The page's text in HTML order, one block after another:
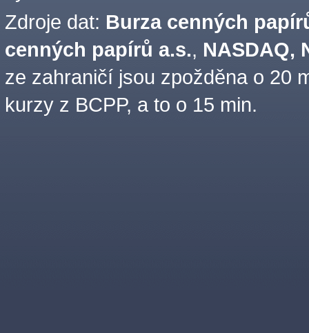
Zdroje dat: Burza cenných
cenných papírů a.s., NASDAQ,
ze zahraničí jsou zpožděna o 20
kurzy z BCPP, a to o 15 min.